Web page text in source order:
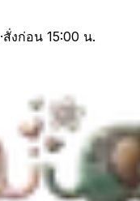
·สั่งก่อน 15:00 น.